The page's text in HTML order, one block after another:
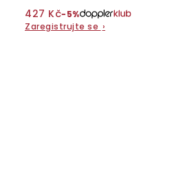
427 Kč−5%
Zaregistrujte se ›